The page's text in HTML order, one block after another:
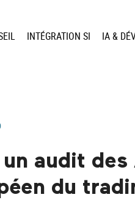
INTÉGRATION SI IA &
audit
du